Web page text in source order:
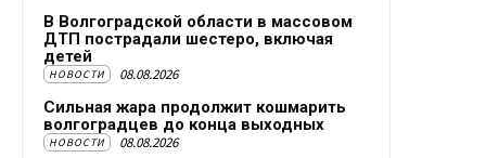
В Волгоградской области в массовом
ДТП пострадали шестеро, включая
детей
НОВОСТИ 08.08.2026
Сильная жара продолжит кошмарить
волгоградцев до конца выходных
НОВОСТИ 08.08.2026